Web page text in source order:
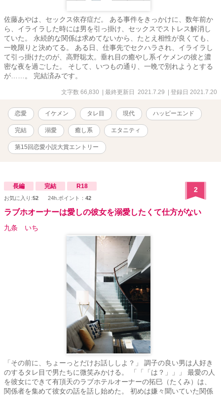
佐藤あやは、セックス依存症だ。 ある事件をきっかけに、数年前か
ら、イライラした時には男を引っ掛け、セックスでストレス解消し
ていた。 永続的な関係は求めてないから、たとえ相性が良くても、
一晩限りと決めてる。 ある日、仕事先でセクハラされ、イライラし
て引っ掛けたのが、高野聡太。垂れ目の癒やし系イケメンの彼と濃
密な夜を過ごした。 そして、いつもの通り、一晩で別れようとする
が……。 完結済みです。
文字数 66,830 | 最終更新日 2021.7.29 | 登録日 2021.7.20
恋愛 イケメン タレ目 現代 ハッピーエンド
完結 溺愛 癒し系 エタニティ
第15回恋愛小説大賞エントリー
長編 完結 R18
お気に入り:52 24h.ポイント： 42
2
ラブホオーナーは愛しの彼女を溺愛したくて仕方がない
九条 いち
「その前に、ちょーっとだけお話ししよ？」 調子の良い男は人好き
のするタレ目で男たちに微笑みかける。 「「「は？」」」 最愛の人
を彼女にできて有頂天のラブホテルオーナーの拓巳（たくみ）は、
関係者を集めて彼女の話を話し始めた。 初めは嫌々聞いていた関係